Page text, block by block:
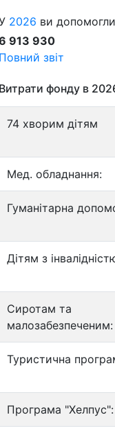
2026 ви
913 930
Повний звіт
Витрати фонду в
74 хворим дітям
Мед. обладнання:
Гуманітарна
Дітям з
Сиротам та
малозабезпеченим:
Туристична
Програма "Хелпус":